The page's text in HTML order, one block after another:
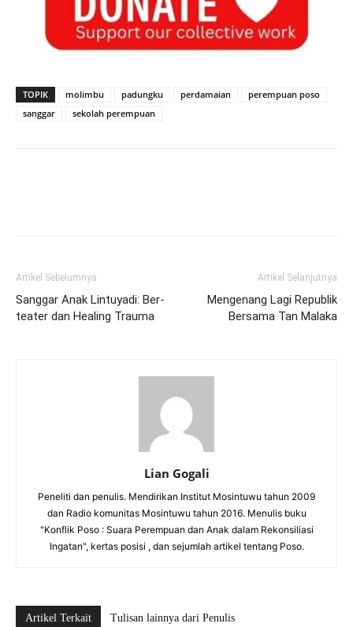
TOPIK molimbu padungku perdamaian
perempuan poso
sanggar
sekolah perempuan
Artikel Sebelumnya
Sanggar Anak Lintuyadi: Ber-
teater dan Healing Trauma
Artikel Selanjutnya
Mengenang Lagi Republik
Bersama Tan Malaka
Lian Gogali
Peneliti dan penulis. Mendirikan Institut Mosintuwu tahun 2009
dan Radio komunitas Mosintuwu tahun 2016. Menulis buku
"Konflik Poso : Suara Perempuan dan Anak dalam Rekonsiliasi
Ingatan", kertas posisi , dan sejumlah artikel tentang Poso.
Artikel Terkait Tulisan lainnya dari Penulis